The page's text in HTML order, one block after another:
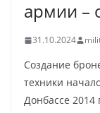
армии –
31.10.2024
Создание
техники
Донбассе 2014